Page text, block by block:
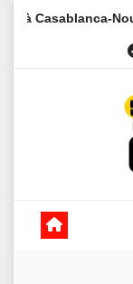
Skip
Nouaceur